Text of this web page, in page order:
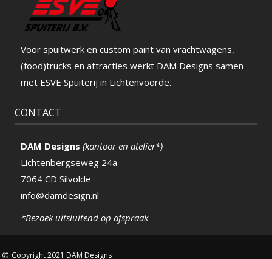
Voor spuitwerk en custom paint van vrachtwagens,
(food)trucks en attracties werkt DAM Designs samen
met ESVE Spuiterij in Lichtenvoorde.
CONTACT
DAM Designs (kantoor en atelier*)
Lichtenbergseweg 24a
7064 CD Silvolde
info@damdesign.nl
*Bezoek uitsluitend op afspraak
Copyright 2021 DAM Designs